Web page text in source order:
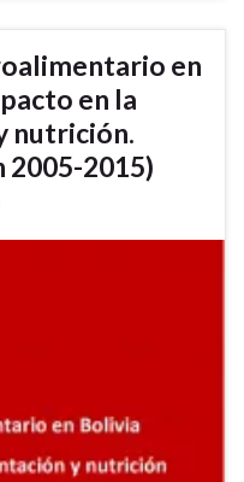
en
en la
nutrición.
2005-2015)